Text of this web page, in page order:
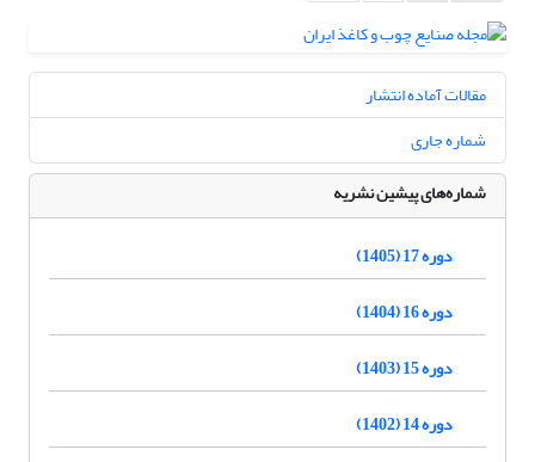
مقالات آماده انتشار
شماره جاری
شماره‌های پیشین نشریه
دوره 17 (1405)
دوره 16 (1404)
دوره 15 (1403)
دوره 14 (1402)